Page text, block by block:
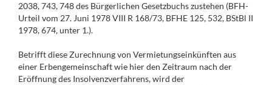
2038, 743, 748 des Bürgerlichen Gesetzbuchs zustehen (BFH-
Urteil vom 27. Juni 1978 VIII R 168/73, BFHE 125, 532, BStBl II
1978, 674, unter 1.).
Betrifft diese Zurechnung von Vermietungseinkünften aus
einer Erbengemeinschaft wie hier den Zeitraum nach der
Eröffnung des Insolvenzverfahrens, wird der